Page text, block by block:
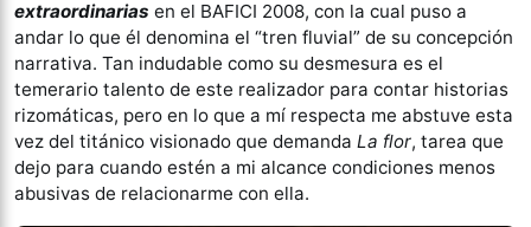
extraordinarias en el BAFICI 2008, con la cual puso a
andar lo que él denomina el “tren fluvial” de su concepción
narrativa. Tan indudable como su desmesura es el
temerario talento de este realizador para contar historias
rizomáticas, pero en lo que a mí respecta me abstuve esta
vez del titánico visionado que demanda La flor, tarea que
dejo para cuando estén a mi alcance condiciones menos
abusivas de relacionarme con ella.